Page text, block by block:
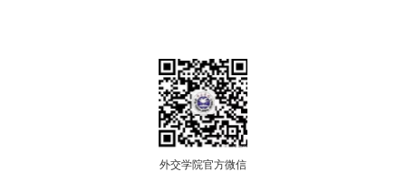
外交学院官方微信